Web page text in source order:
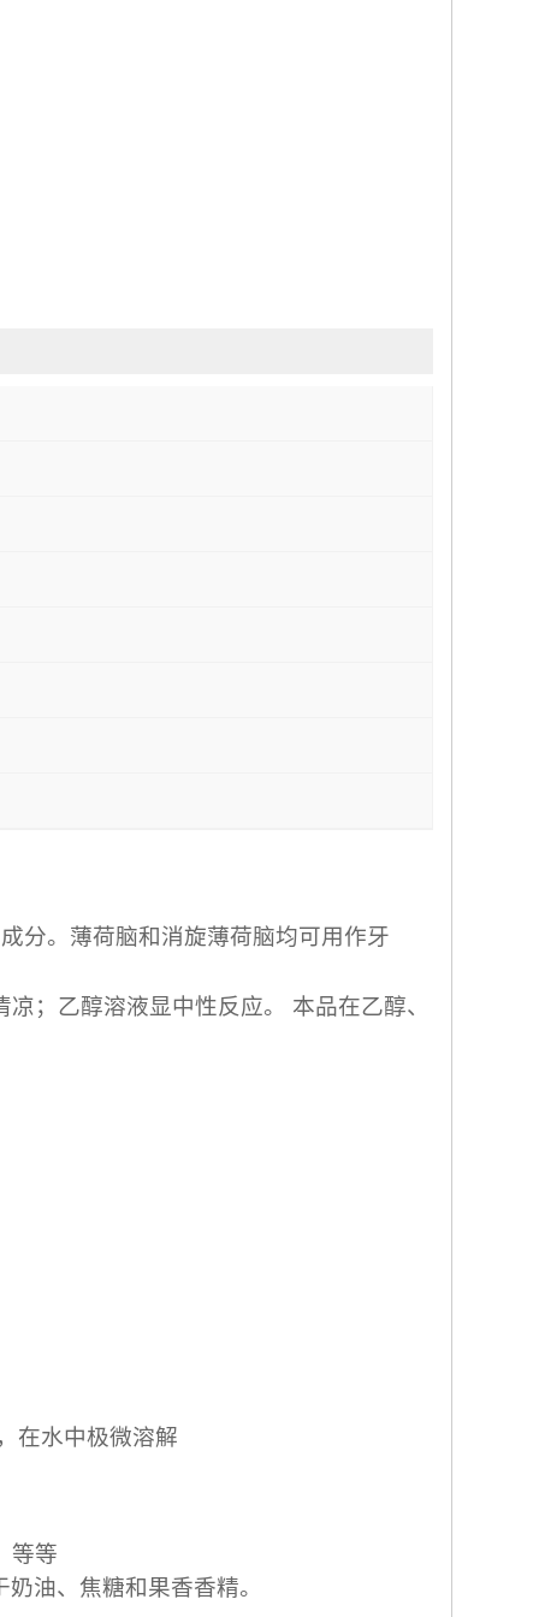
分。薄荷脑和消旋薄荷脑均可用作牙
；乙醇溶液显中性反应。 本品在乙醇、
在水中极微溶解
等等
油、焦糖和果香香精。